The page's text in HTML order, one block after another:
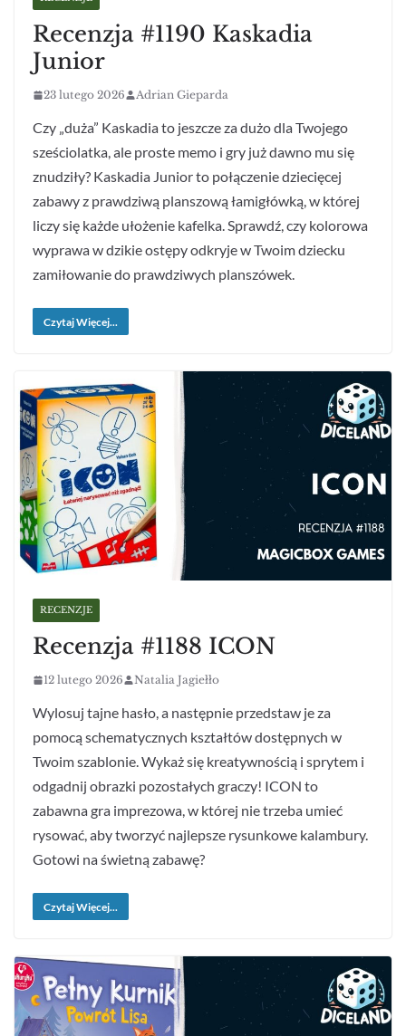
Recenzja #1190 Kaskadia
Junior
23 lutego 2026 Adrian Gieparda
Czy „duża” Kaskadia to jeszcze za dużo dla Twojego
sześciolatka, ale proste memo i gry już dawno mu się
znudziły? Kaskadia Junior to połączenie dziecięcej
zabawy z prawdziwą planszową łamigłówką, w której
liczy się każde ułożenie kafelka. Sprawdź, czy kolorowa
wyprawa w dzikie ostępy odkryje w Twoim dziecku
zamiłowanie do prawdziwych planszówek.
Czytaj Więcej...
RECENZJE
Recenzja #1188 ICON
12 lutego 2026 Natalia Jagiełło
Wylosuj tajne hasło, a następnie przedstaw je za
pomocą schematycznych kształtów dostępnych w
Twoim szablonie. Wykaż się kreatywnością i sprytem i
odgadnij obrazki pozostałych graczy! ICON to
zabawna gra imprezowa, w której nie trzeba umieć
rysować, aby tworzyć najlepsze rysunkowe kalambury.
Gotowi na świetną zabawę?
Czytaj Więcej...